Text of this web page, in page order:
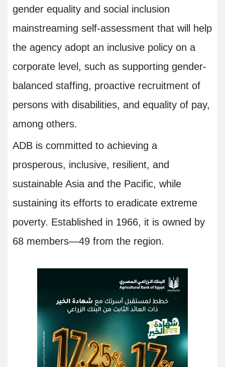
gender equality and social inclusion
mainstreaming self-assessment that will help
the agency adopt an inclusive policy on a
corporate level, such as supporting gender-
balanced staffing, proactive recruitment of
persons with disabilities, and equality of pay,
among others.
ADB is committed to achieving a
prosperous, inclusive, resilient, and
sustainable Asia and the Pacific, while
sustaining its efforts to eradicate extreme
poverty. Established in 1966, it is owned by
68 members—49 from the region.